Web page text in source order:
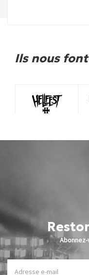
Ils nous